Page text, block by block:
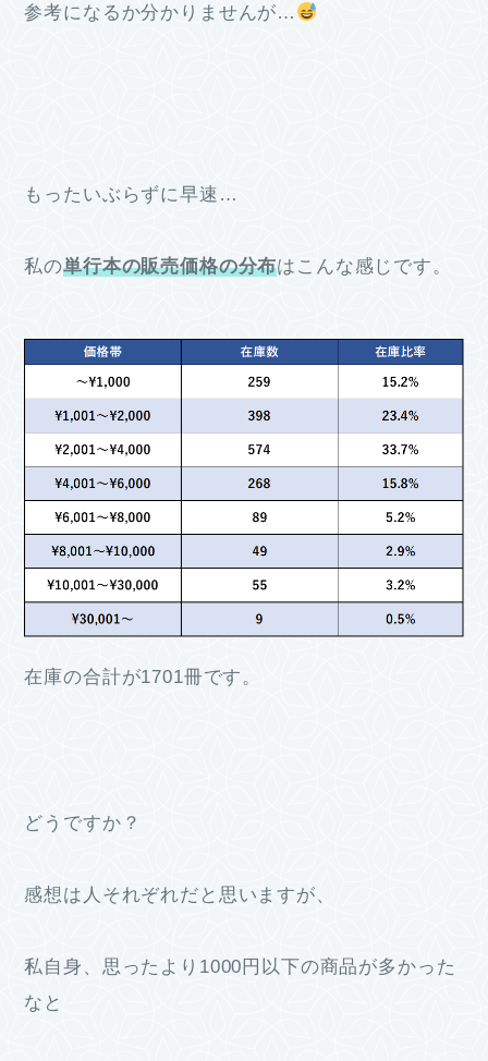
参考になるか分かりませんが…
もったいぶらずに早速…
私の単行本の販売価格の分布はこんな感じです。
在庫の合計が1701冊です。
どうですか？
感想は人それぞれだと思いますが、
私自身、思ったより1000円以下の商品が多かった
なと